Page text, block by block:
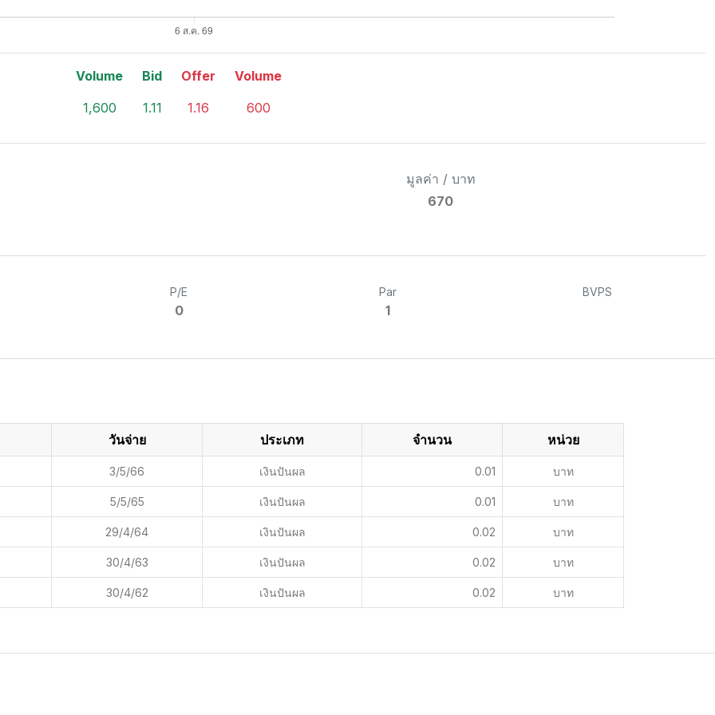
Volume
1,600
Bid
1.11
Offer
1.16
Volume
600
มูลค่า / บาท
670
P/E
0
Par
1
BVPS
วันจ่าย ประเภท จำนวน หน่วย
3/5/66 เงินปันผล 0.01 บาท
5/5/65 เงินปันผล 0.01 บาท
29/4/64 เงินปันผล 0.02 บาท
30/4/63 เงินปันผล 0.02 บาท
30/4/62 เงินปันผล 0.02 บาท